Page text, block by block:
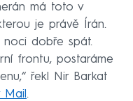
má toto v
je právě Írán.
noci dobře spát.
frontu, postaráme
řekl Nir Barkat
.